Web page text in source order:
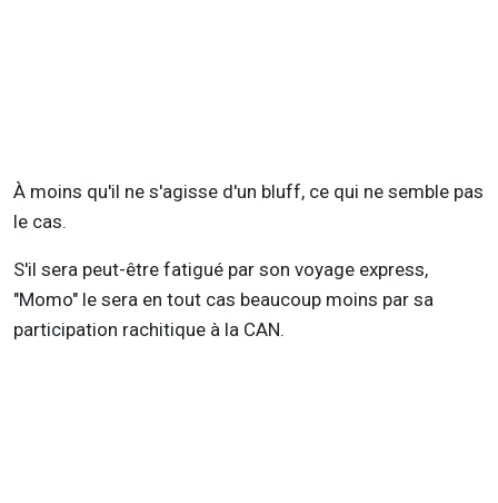
À moins qu'il ne s'agisse d'un bluff, ce qui ne semble pas
le cas.
S'il sera peut-être fatigué par son voyage express,
"Momo" le sera en tout cas beaucoup moins par sa
participation rachitique à la CAN.